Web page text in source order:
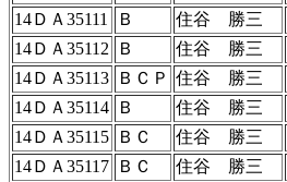
14ＤＡ35111
Ｂ 住谷 勝三
14ＤＡ35112
Ｂ 住谷 勝三
14ＤＡ35113
ＢＣＰ 住谷 勝三
14ＤＡ35114
Ｂ 住谷 勝三
14ＤＡ35115
ＢＣ 住谷 勝三
14ＤＡ35117
ＢＣ 住谷 勝三